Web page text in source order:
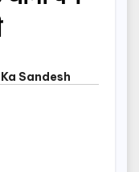
Sandesh